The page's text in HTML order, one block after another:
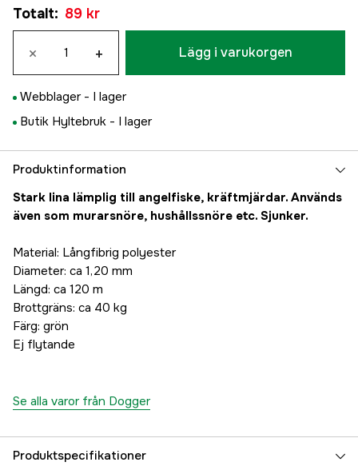
Totalt: 89 kr
× + Lägg i varukorgen
Webblager - I lager
Butik Hyltebruk - I lager
Produktinformation
Stark lina lämplig till angelfiske, kräftmjärdar. Används
även som murarsnöre, hushållssnöre etc. Sjunker.
Material: Långfibrig polyester
Diameter: ca 1,20 mm
Längd: ca 120 m
Brottgräns: ca 40 kg
Färg: grön
Ej flytande
Se alla varor från Dogger
Produktspecifikationer